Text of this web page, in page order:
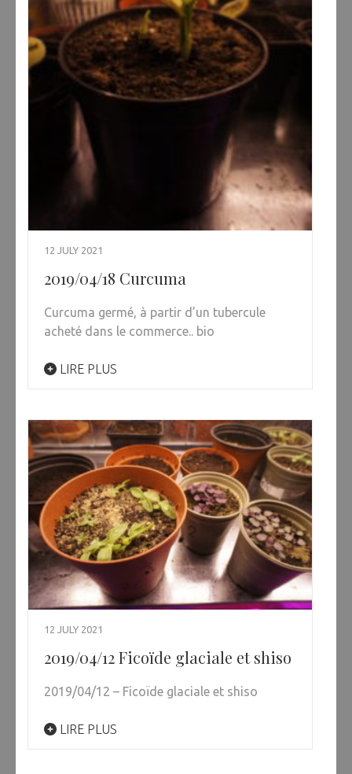
12 JULY 2021
2019/04/18 Curcuma
Curcuma germé, à partir d’un tubercule
acheté dans le commerce.. bio
LIRE PLUS
12 JULY 2021
2019/04/12 Ficoïde glaciale et shiso
2019/04/12 – Ficoïde glaciale et shiso
LIRE PLUS